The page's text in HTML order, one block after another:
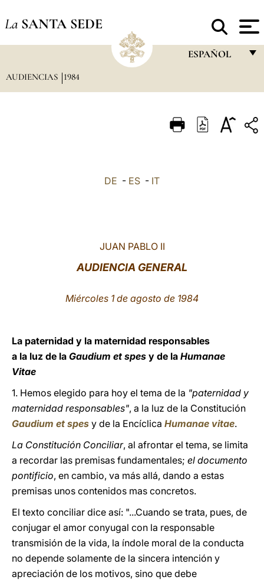
La SANTA SEDE
ESPAÑOL
ITALIANO
AUDIENCIAS 1984
DE - ES - IT
JUAN PABLO II
AUDIENCIA GENERAL
Miércoles 1 de agosto de 1984
La paternidad y la maternidad responsables
a la luz de la Gaudium et spes y de la Humanae
Vitae
1. Hemos elegido para hoy el tema de la "paternidad y
maternidad responsables", a la luz de la Constitución
Gaudium et spes y de la Encíclica Humanae vitae.
La Constitución Conciliar, al afrontar el tema, se limita
a recordar las premisas fundamentales; el documento
pontificio, en cambio, va más allá, dando a estas
premisas unos contenidos mas concretos.
El texto conciliar dice así: "...Cuando se trata, pues, de
conjugar el amor conyugal con la responsable
transmisión de la vida, la índole moral de la conducta
no depende solamente de la sincera intención y
apreciación de los motivos, sino que debe